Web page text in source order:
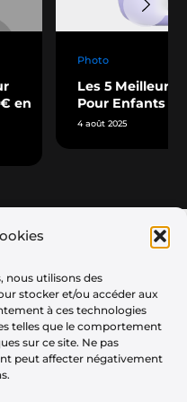
nous utilisons des
stocker et/ou accéder aux
à ces technologies
telles que le comportement
sur ce site. Ne pas
peut affecter négativement
en
Photo
Les 5 Meilleurs
Pour Enfants
4 août 2025
Produits